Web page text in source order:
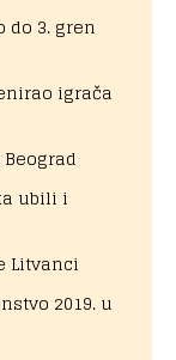
do 3. gren
igrača
ubili i
Litvanci
2019. u